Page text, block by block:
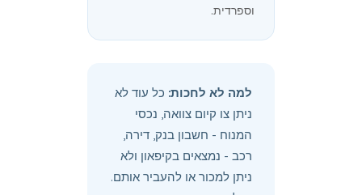
וספרדית.
למה לא לחכות: כל עוד לא
ניתן צו קיום צוואה, נכסי
המנוח - חשבון בנק, דירה,
רכב - נמצאים בקיפאון ולא
ניתן למכור או להעביר אותם.